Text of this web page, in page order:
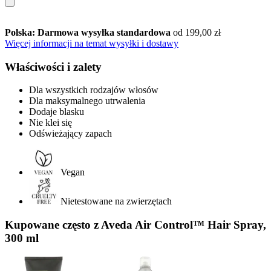
Polska: Darmowa wysyłka standardowa od 199,00 zł
Więcej informacji na temat wysyłki i dostawy
Właściwości i zalety
Dla wszystkich rodzajów włosów
Dla maksymalnego utrwalenia
Dodaje blasku
Nie klei się
Odświeżający zapach
Vegan
Nietestowane na zwierzętach
Kupowane często z Aveda Air Control™ Hair Spray,
300 ml